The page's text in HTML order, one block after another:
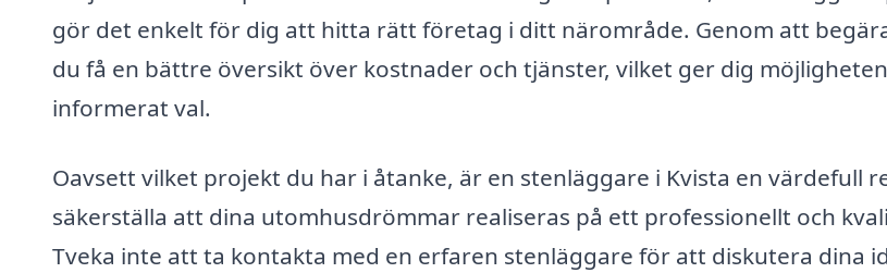
gör det enkelt för dig att hitta rätt företag i ditt närområde. Genom att
du få en bättre översikt över kostnader och tjänster, vilket ger dig
informerat val.
Oavsett vilket projekt du har i åtanke, är en stenläggare i Kvista en värdefull
säkerställa att dina utomhusdrömmar realiseras på ett professionellt och
Tveka inte att ta kontakta med en erfaren stenläggare för att diskutera dina